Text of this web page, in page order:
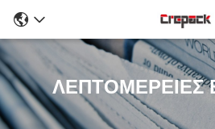
ΛΕΠΤΟΜΕΡΕΙΕΣ